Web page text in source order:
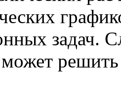
задач.
может